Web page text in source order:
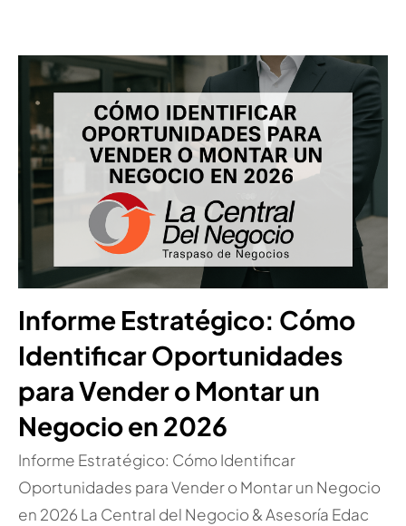
Informe Estratégico: Cómo
Identificar Oportunidades
para Vender o Montar un
Negocio en 2026
Informe Estratégico: Cómo Identificar
Oportunidades para Vender o Montar un Negocio
en 2026 La Central del Negocio & Asesoría Edac